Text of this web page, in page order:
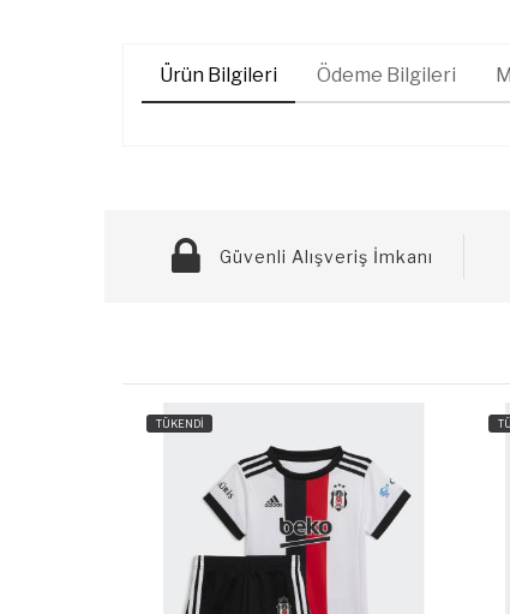
Ürün Bilgileri Ödeme Bilgileri
Güvenli Alışveriş İmkanı
TÜKENDİ